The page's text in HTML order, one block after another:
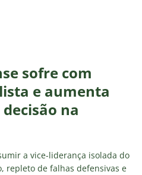
Arrais publica carta aberta e cobra
Bittencourt
detona gestão do Fluminense, aponta
sofre com
e aumenta
na
a vice-liderança isolada do
repleto de falhas defensivas e